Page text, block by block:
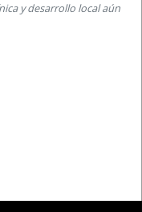
y desarrollo local aún